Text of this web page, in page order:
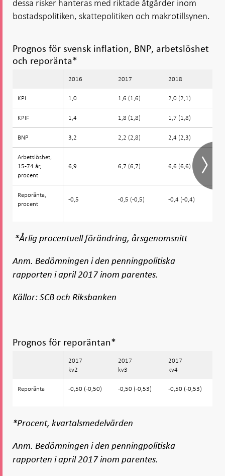
dessa risker hanteras med riktade åtgärder inom
bostadspolitiken, skattepolitiken och makrotillsynen.
KPI
KPIF
BNP
Arbetslöshet,
15-74 år,
procent
Reporänta,
procent
Prognos för svensk inflation, BNP, arbetslöshet
och reporänta*
2016 2017 2018
KPI 1,0 1,6 (1,6) 2,0 (2,1)
KPIF 1,4 1,8 (1,8) 1,7 (1,8)
BNP 3,2 2,2 (2,8) 2,4 (2,3)
Arbetslöshet,
15-74 år,
procent
6,9 6,7 (6,7) 6,6 (6,6)
Reporänta,
procent
-0,5 -0,5 (-0,5) -0,4 (-0,4)
*Årlig procentuell förändring, årsgenomsnitt
Anm. Bedömningen i den penningpolitiska
rapporten i april 2017 inom parentes.
Källor: SCB och Riksbanken
Reporänta
Prognos för reporäntan*
2017
kv2
2017
kv3
2017
kv4
Reporänta -0,50 (-0,50) -0,50 (-0,53) -0,50 (-0,53)
*Procent, kvartalsmedelvärden
Anm. Bedömningen i den penningpolitiska
rapporten i april 2017 inom parentes.